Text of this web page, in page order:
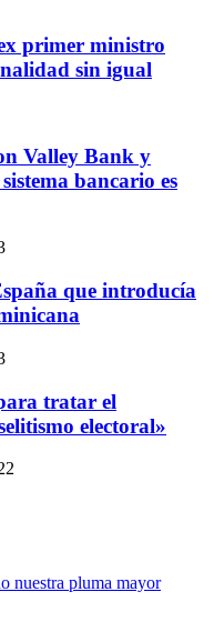
primer ministro
sin igual
Valley Bank y
bancario es
que introducía
tratar el
electoral»
nuestra pluma mayor